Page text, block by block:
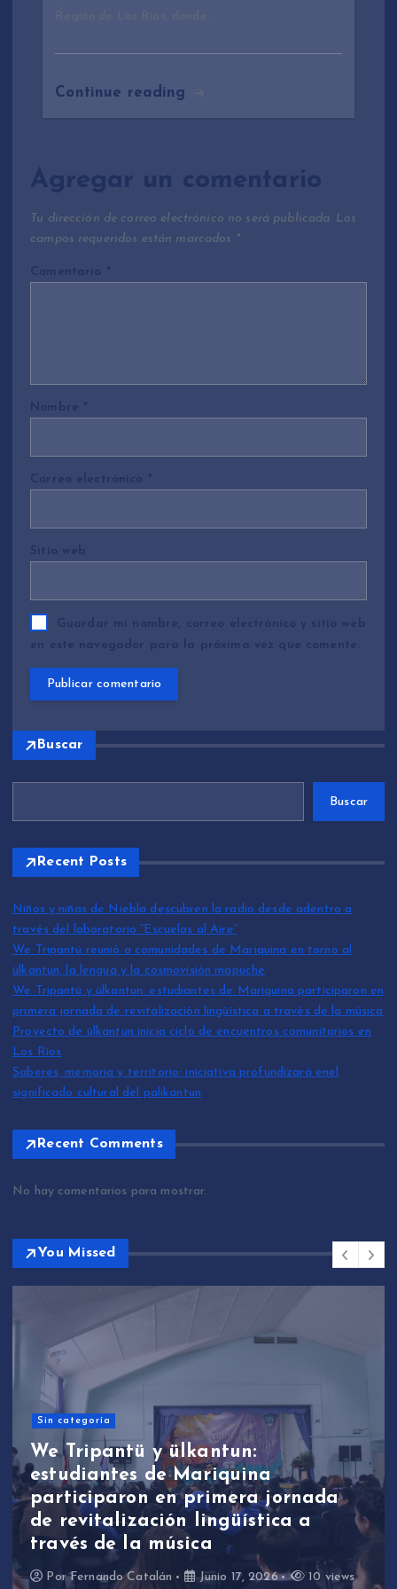
Continue reading
Agregar un comentario
Tu dirección de correo electrónico no será publicada. Los
campos requeridos están marcados *
Comentario *
Nombre *
Correo electrónico *
Sitio web
Guardar mi nombre, correo electrónico y sitio web
en este navegador para la próxima vez que comente.
Buscar
Buscar
Recent Posts
Niños y niñas de Niebla descubren la radio desde adentro a
través del laboratorio “Escuelas al Aire”
We Tripantü reunió a comunidades de Mariquina en torno al
ülkantun, la lengua y la cosmovisión mapuche
We Tripantü y ülkantun: estudiantes de Mariquina participaron en
primera jornada de revitalización lingüística a través de la música
Proyecto de ülkantun inicia ciclo de encuentros comunitarios en
Los Ríos
Saberes, memoria y territorio: iniciativa profundizará enel
significado cultural del palikantun
Recent Comments
No hay comentarios para mostrar.
You Missed
Sin categoría
We Tripantü y ülkantun:
estudiantes de Mariquina
participaron en primera jornada
de revitalización lingüística a
través de la música
PorFernando Catalán Junio 17, 2026 10 views